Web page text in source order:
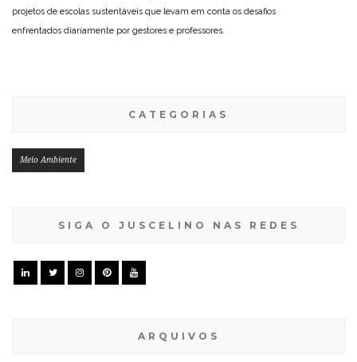
projetos de escolas sustentáveis que levam em conta os desafios
enfrentados diariamente por gestores e professores.
CATEGORIAS
Meio Ambiente
SIGA O JUSCELINO NAS REDES
ARQUIVOS